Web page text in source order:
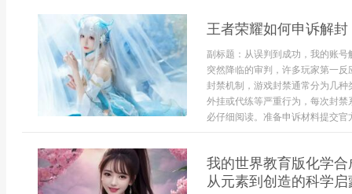
王者荣耀如何申诉解
副标题：从误判到成功，我的账
突然降临的审判，许多玩家第一
封禁机制，游戏封禁通常分为几
外挂或代练等严重行为，每次封
必仔细阅读。准备申诉材料提交官
我的世界教育版化学
从元素到创造的科学启